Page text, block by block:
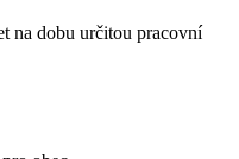
na dobu určitou pracovní